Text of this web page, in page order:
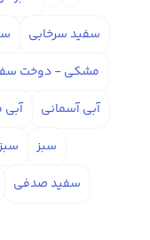
سفید سرخابی
مشکی - دوخت
آبی آسمانی
آبی
سبز
سفید صدفی